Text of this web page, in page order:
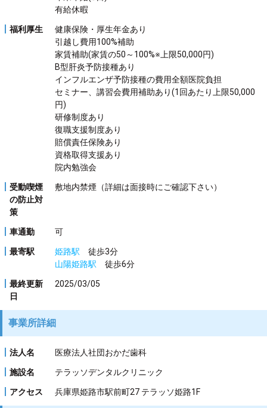
有給休暇
福利厚生
健康保険・厚生年金あり
引越し費用100%補助
家賃補助(家賃の50～100%※上限50,000円)
B型肝炎予防接種あり
インフルエンザ予防接種の費用全額医院負担
セミナー、講習会費用補助あり(1回あたり上限50,000
円)
研修制度あり
復職支援制度あり
賠償責任保険あり
資格取得支援あり
院内勉強会
受動喫煙
の防止対
策
敷地内禁煙（詳細は面接時にご確認下さい）
車通勤 可
最寄駅 姫路駅 徒歩3分
山陽姫路駅 徒歩6分
最終更新
日
2025/03/05
事業所詳細
法人名 医療法人社団おかだ歯科
施設名 テラッソデンタルクリニック
アクセス 兵庫県姫路市駅前町27 テラッソ姫路1F